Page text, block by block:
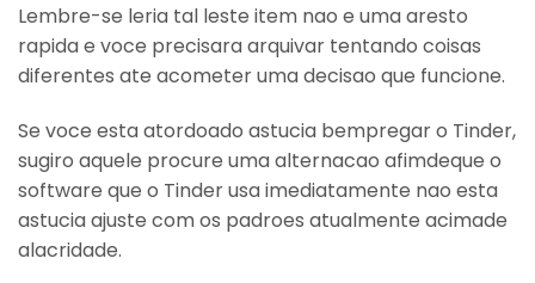
Lembre-se leria tal leste item nao e uma aresto
rapida e voce precisara arquivar tentando coisas
diferentes ate acometer uma decisao que funcione.
Se voce esta atordoado astucia bempregar o Tinder,
sugiro aquele procure uma alternacao afimdeque o
software que o Tinder usa imediatamente nao esta
astucia ajuste com os padroes atualmente acimade
alacridade.